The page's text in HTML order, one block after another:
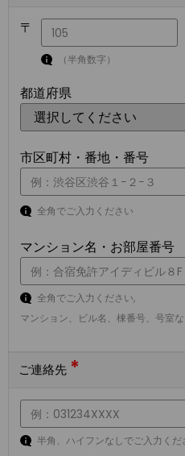
〒
（半角数字）
都道府県
市区町村・番地・番号
全角でご入力ください
マンション名・お部屋番号
全角でご入力ください,
マンション、ビル名、棟番号、号室
ご連絡先 *
半角、ハイフンなしでご入力くだ